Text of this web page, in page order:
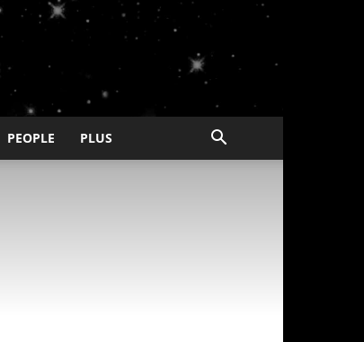
PEOPLE PLUS